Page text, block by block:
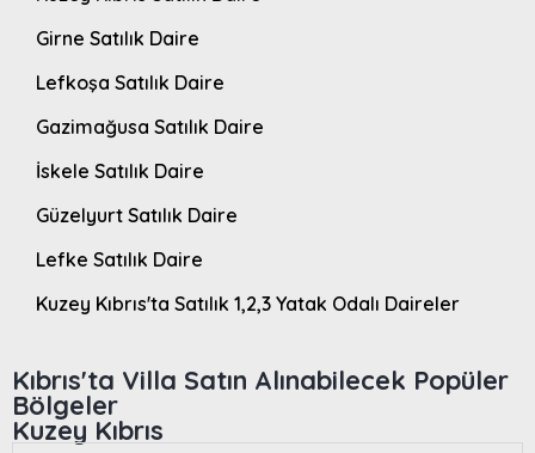
Girne Satılık Daire
Lefkoşa Satılık Daire
Gazimağusa Satılık Daire
İskele Satılık Daire
Güzelyurt Satılık Daire
Lefke Satılık Daire
Kuzey Kıbrıs'ta Satılık 1,2,3 Yatak Odalı Daireler
Kıbrıs'ta Villa Satın Alınabilecek Popüler
Bölgeler
Kuzey Kıbrıs